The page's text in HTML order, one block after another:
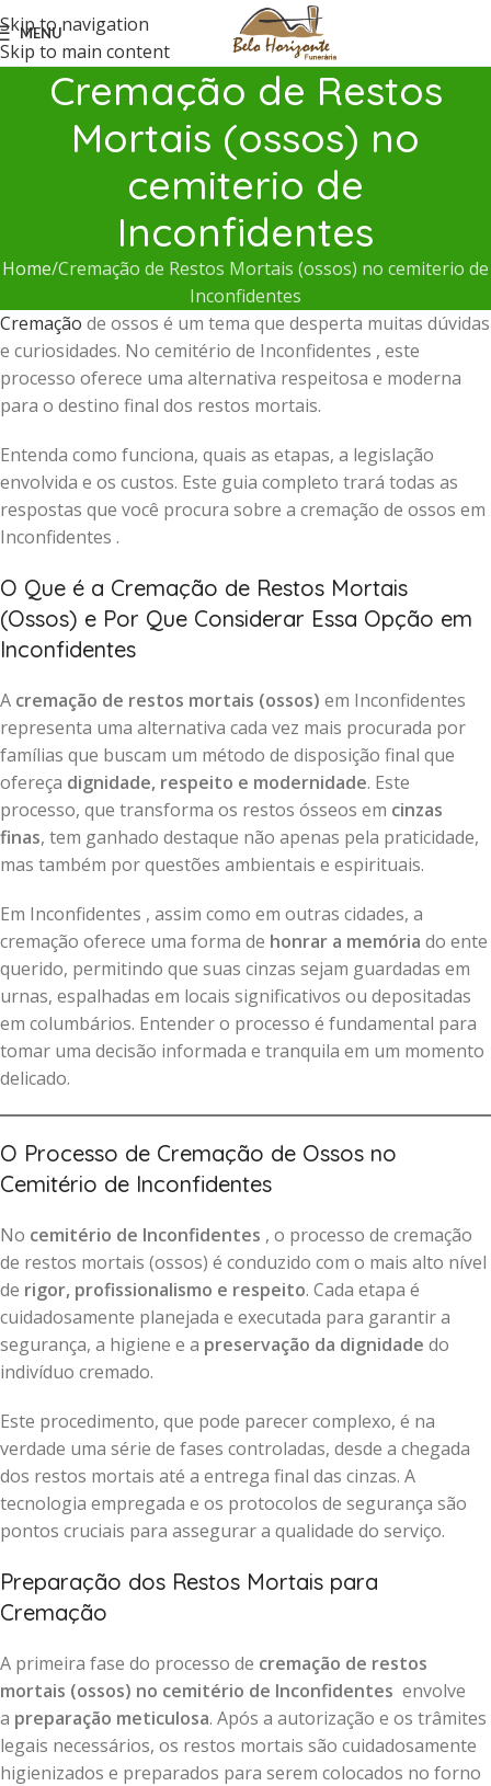
Skip to navigation
Skip to main content
MENU
Cremação de Restos
Mortais (ossos) no
cemiterio de
Inconfidentes
Home Cremação de Restos Mortais (ossos) no cemiterio de
Inconfidentes
Cremação de ossos é um tema que desperta muitas dúvidas
e curiosidades. No cemitério de Inconfidentes , este
processo oferece uma alternativa respeitosa e moderna
para o destino final dos restos mortais.
Entenda como funciona, quais as etapas, a legislação
envolvida e os custos. Este guia completo trará todas as
respostas que você procura sobre a cremação de ossos em
Inconfidentes .
O Que é a Cremação de Restos Mortais
(Ossos) e Por Que Considerar Essa Opção em
Inconfidentes
A cremação de restos mortais (ossos) em Inconfidentes
representa uma alternativa cada vez mais procurada por
famílias que buscam um método de disposição final que
ofereça dignidade, respeito e modernidade. Este
processo, que transforma os restos ósseos em cinzas
finas, tem ganhado destaque não apenas pela praticidade,
mas também por questões ambientais e espirituais.
Em Inconfidentes , assim como em outras cidades, a
cremação oferece uma forma de honrar a memória do ente
querido, permitindo que suas cinzas sejam guardadas em
urnas, espalhadas em locais significativos ou depositadas
em columbários. Entender o processo é fundamental para
tomar uma decisão informada e tranquila em um momento
delicado.
O Processo de Cremação de Ossos no
Cemitério de Inconfidentes
No cemitério de Inconfidentes , o processo de cremação
de restos mortais (ossos) é conduzido com o mais alto nível
de rigor, profissionalismo e respeito. Cada etapa é
cuidadosamente planejada e executada para garantir a
segurança, a higiene e a preservação da dignidade do
indivíduo cremado.
Este procedimento, que pode parecer complexo, é na
verdade uma série de fases controladas, desde a chegada
dos restos mortais até a entrega final das cinzas. A
tecnologia empregada e os protocolos de segurança são
pontos cruciais para assegurar a qualidade do serviço.
Preparação dos Restos Mortais para
Cremação
A primeira fase do processo de cremação de restos
mortais (ossos) no cemitério de Inconfidentes envolve
a preparação meticulosa. Após a autorização e os trâmites
legais necessários, os restos mortais são cuidadosamente
higienizados e preparados para serem colocados no forno